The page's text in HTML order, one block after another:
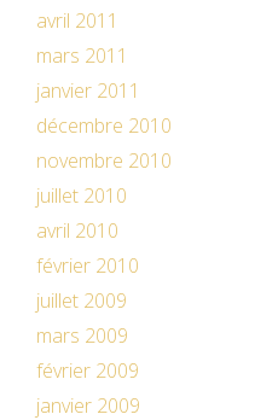
avril 2011
mars 2011
janvier 2011
décembre 2010
novembre 2010
juillet 2010
avril 2010
février 2010
juillet 2009
mars 2009
février 2009
janvier 2009